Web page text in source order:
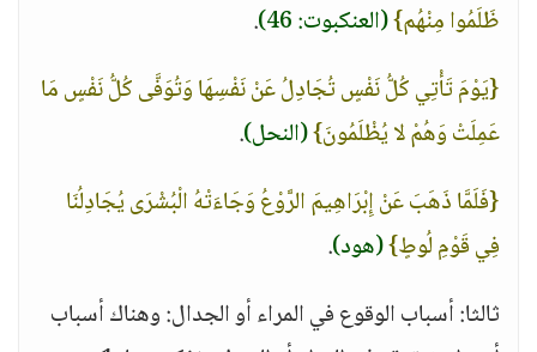
ظَلَمُوا مِنْهُم}(العنكبوت: 46)
.
{يَوْمَ تَأْتِي كُلُّ نَفْسٍ تُجَادِلُ عَنْ نَفْسِهَا وَتُوَفَّى كُلُّ نَفْسٍ مَا
عَمِلَتْ وَهُمْ لا يُظْلَمُونَ}(النحل).
{فَلَمَّا ذَهَبَ عَنْ إِبْرَاهِيمَ الرَّوْعُ وَجَاءَتْهُ الْبُشْرَى يُجَادِلُنَا
فِي قَوْمِ لُوطٍ}(هود).
ثالثا: أسباب الوقوع في المراء أو الجدال: وهناك أسباب